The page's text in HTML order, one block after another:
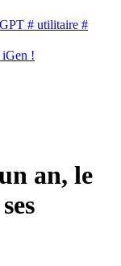
# utilitaire #
iGen !
an, le